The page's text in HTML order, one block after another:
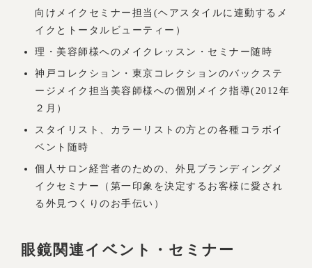
向けメイクセミナー担当(ヘアスタイルに連動するメ
イクとトータルビューティー）
理・美容師様へのメイクレッスン・セミナー随時
神戸コレクション・東京コレクションのバックステ
ージメイク担当美容師様への個別メイク指導(2012年
２月）
スタイリスト、カラーリストの方との各種コラボイ
ベント随時
個人サロン経営者のための、外見ブランディングメ
イクセミナー（第一印象を決定するお客様に愛され
る外見つくりのお手伝い）
眼鏡関連イベント・セミナー